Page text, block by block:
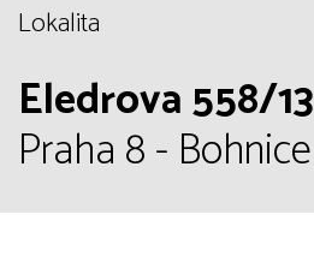
Lokalita
Eledrova 558/13
Praha 8 - Bohnice